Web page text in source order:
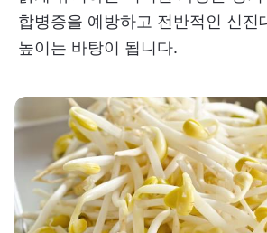
합병증을 예방하고 전반적인 신진
높이는 바탕이 됩니다.